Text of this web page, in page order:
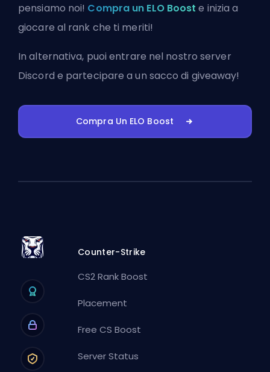
pensiamo noi! Compra un ELO Boost e inizia a
giocare al rank che ti meriti!
In alternativa, puoientrare nel nostro server
Discord e partecipare a un sacco di giveaway!
Compra Un ELO Boost
Counter-Strike
CS2 Rank Boost
Placement
Free CS Boost
Server Status